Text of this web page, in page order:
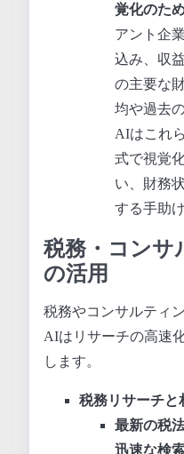
覚化のた
アント企
込み、収
の主要な
均や過去
AIはこれ
式で視覚
い、財務
する手助
税務・コンサ
の活用
税務やコンサルティ
AIはリサーチの高速
します。
税務リサーチと
最新の税
迅速な検